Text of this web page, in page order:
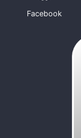
Facebook